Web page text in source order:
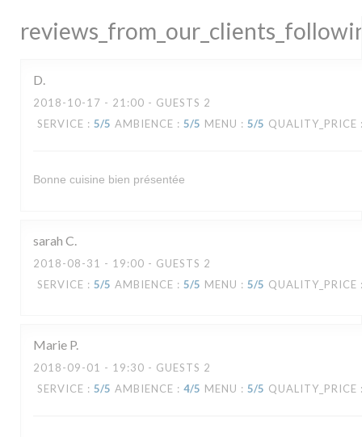
D
2018-10-17 - 21:00 - GUESTS 2
SERVICE : 5/5 AMBIENCE : 5/5 MENU : 5/5 QUALITY_PRICE
Bonne cuisine bien présentée
sarah C
2018-08-31 - 19:00 - GUESTS 2
SERVICE : 5/5 AMBIENCE : 5/5 MENU : 5/5 QUALITY_PRICE
Marie P
2018-09-01 - 19:30 - GUESTS 2
SERVICE : 5/5 AMBIENCE : 4/5 MENU : 5/5 QUALITY_PRICE